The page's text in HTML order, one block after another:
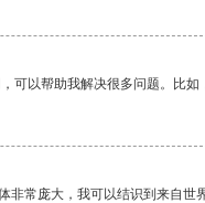
可以帮助我解决很多问题。比
非常庞大，我可以结识到来自世